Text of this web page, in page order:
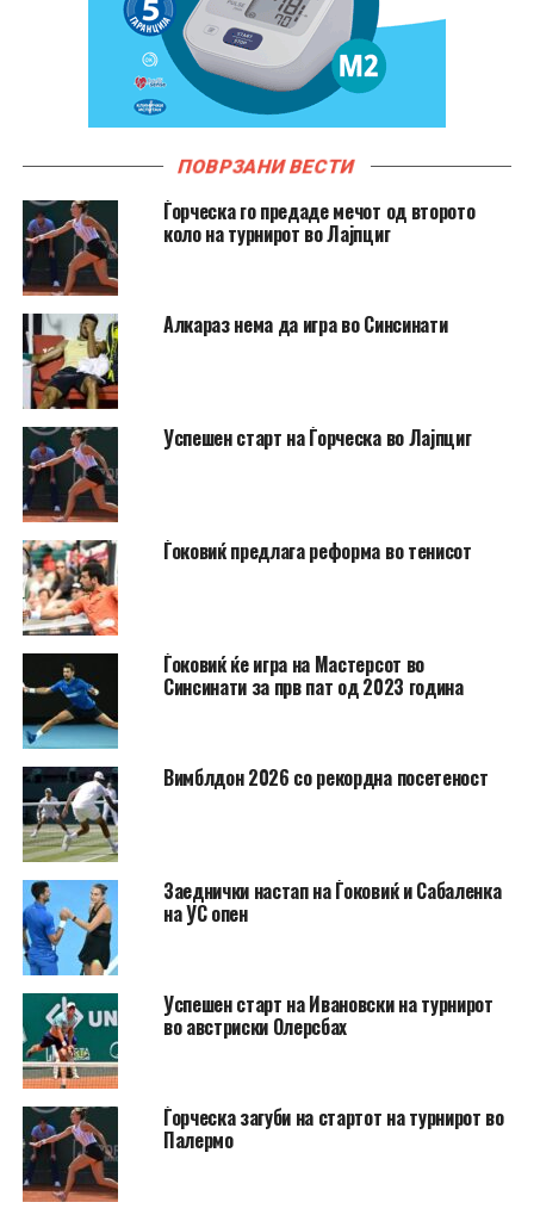
ПОВРЗАНИ ВЕСТИ
Ѓорческа го предаде мечот од второто
коло на турнирот во Лајпциг
Алкараз нема да игра во Синсинати
Успешен старт на Ѓорческа во Лајпциг
Ѓоковиќ предлага реформа во тенисот
Ѓоковиќ ќе игра на Мастерсот во
Синсинати за прв пат од 2023 година
Вимблдон 2026 со рекордна посетеност
Заеднички настап на Ѓоковиќ и Сабаленка
на УС опен
Успешен старт на Ивановски на турнирот
во австриски Олерсбах
Ѓорческа загуби на стартот на турнирот во
Палермо